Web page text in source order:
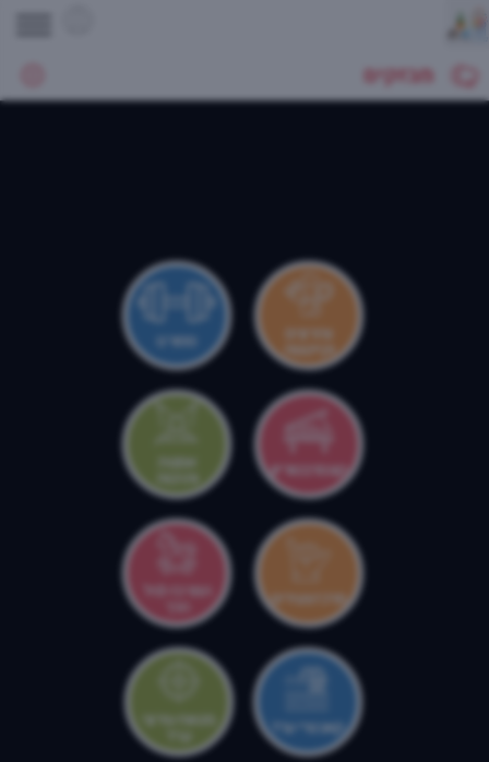
מבזקים
צהרונים
וקייטנות
ספורט
קונסרבטוריון
אמנות
מרכז צעירים
קאנטרי ערד
מטווח עירוני